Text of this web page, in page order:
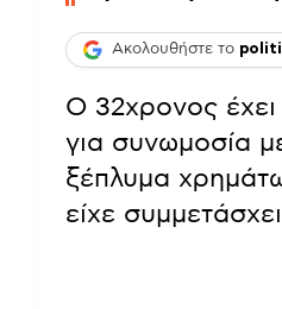
Ακολουθήστε το
Ο 32χρονος
για συνωμοσία
ξέπλυμα
είχε